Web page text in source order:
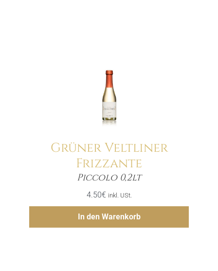
Grüner Veltliner
Frizzante
Piccolo 0,2lt
4.50€ inkl. USt.
In den Warenkorb
Menge
Hinzufügen